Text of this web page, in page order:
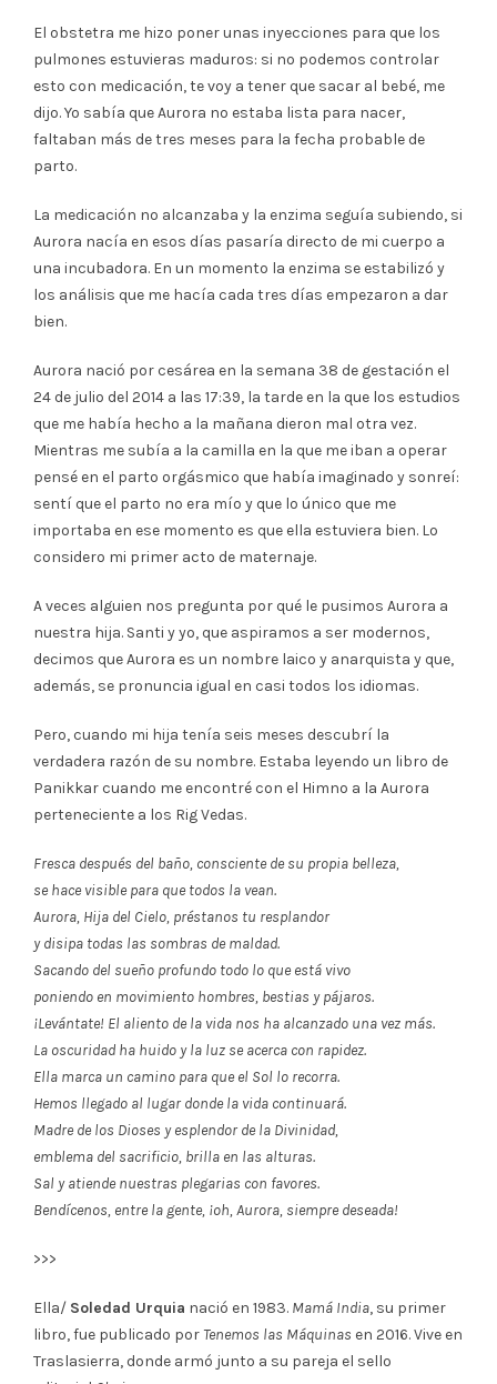
El obstetra me hizo poner unas inyecciones para que los
pulmones estuvieras maduros: si no podemos controlar
esto con medicación, te voy a tener que sacar al bebé, me
dijo. Yo sabía que Aurora no estaba lista para nacer,
faltaban más de tres meses para la fecha probable de
parto.
La medicación no alcanzaba y la enzima seguía subiendo, si
Aurora nacía en esos días pasaría directo de mi cuerpo a
una incubadora. En un momento la enzima se estabilizó y
los análisis que me hacía cada tres días empezaron a dar
bien.
Aurora nació por cesárea en la semana 38 de gestación el
24 de julio del 2014 a las 17:39, la tarde en la que los estudios
que me había hecho a la mañana dieron mal otra vez.
Mientras me subía a la camilla en la que me iban a operar
pensé en el parto orgásmico que había imaginado y sonreí:
sentí que el parto no era mío y que lo único que me
importaba en ese momento es que ella estuviera bien. Lo
considero mi primer acto de maternaje.
A veces alguien nos pregunta por qué le pusimos Aurora a
nuestra hija. Santi y yo, que aspiramos a ser modernos,
decimos que Aurora es un nombre laico y anarquista y que,
además, se pronuncia igual en casi todos los idiomas.
Pero, cuando mi hija tenía seis meses descubrí la
verdadera razón de su nombre. Estaba leyendo un libro de
Panikkar cuando me encontré con el Himno a la Aurora
perteneciente a los Rig Vedas.
Fresca después del baño, consciente de su propia belleza,
se hace visible para que todos la vean.
Aurora, Hija del Cielo, préstanos tu resplandor
y disipa todas las sombras de maldad.
Sacando del sueño profundo todo lo que está vivo
poniendo en movimiento hombres, bestias y pájaros.
¡Levántate! El aliento de la vida nos ha alcanzado una vez más.
La oscuridad ha huido y la luz se acerca con rapidez.
Ella marca un camino para que el Sol lo recorra.
Hemos llegado al lugar donde la vida continuará.
Madre de los Dioses y esplendor de la Divinidad,
emblema del sacrificio, brilla en las alturas.
Sal y atiende nuestras plegarias con favores.
Bendícenos, entre la gente, ¡oh, Aurora, siempre deseada!
>>>
Ella/ Soledad Urquia nació en 1983. Mamá India, su primer
libro, fue publicado porTenemos las Máquinas en 2016. Vive en
Traslasierra, donde armó junto a su pareja el sello